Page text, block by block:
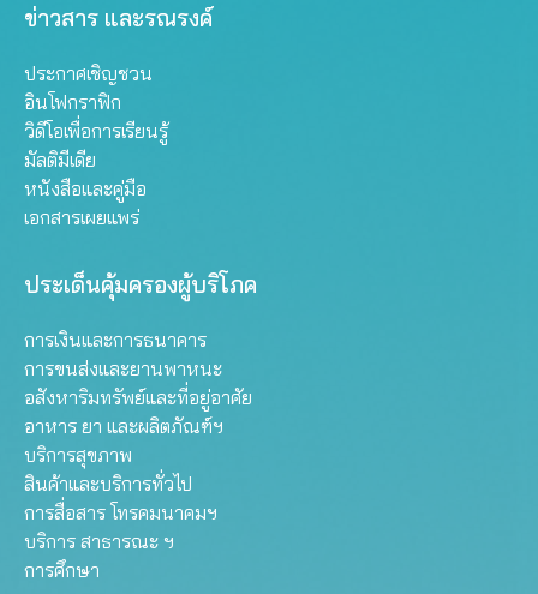
ข่าวสาร และรณรงค์
ประกาศเชิญชวน
อินโฟกราฟิก
วิดีโอเพื่อการเรียนรู้
มัลติมีเดีย
หนังสือและคู่มือ
เอกสารเผยแพร่
ประเด็นคุ้มครองผู้บริโภค
การเงินและการธนาคาร
การขนส่งและยานพาหนะ
อสังหาริมทรัพย์และที่อยู่อาศัย
อาหาร ยา และผลิตภัณฑ์ฯ
บริการสุขภาพ
สินค้าและบริการทั่วไป
การสื่อสาร โทรคมนาคมฯ
บริการ สาธารณะ ฯ
การศึกษา